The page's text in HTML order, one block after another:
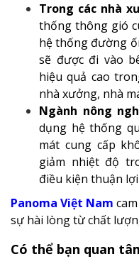
Trong các nhà
thống thông gió
hệ thống đường
sẽ được đi vào
hiệu quả cao
nhà xưởng, nhà
Ngành nông
dụng hệ thống
mát cung cấp
giảm nhiệt độ
điều kiện thuận
Panoma Việt Nam
sự hài lòng từ chất
Có thể bạn quan